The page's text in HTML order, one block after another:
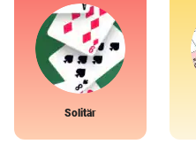
Solitär